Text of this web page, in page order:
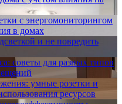
с энергомониторингом
в домах
и не повредить
советы для разных типов
умные розетки и
ресурсов